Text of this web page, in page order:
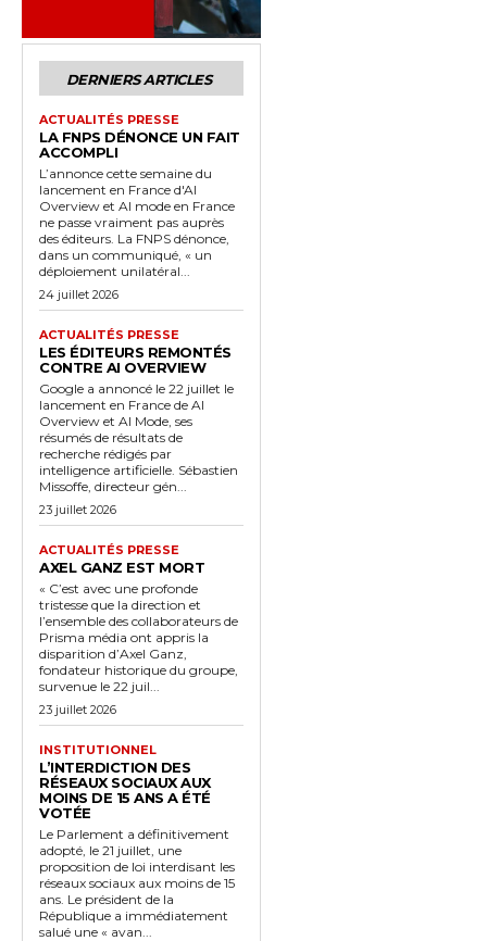
DERNIERS ARTICLES
ACTUALITÉS PRESSE
LA FNPS DÉNONCE UN FAIT
ACCOMPLI
L’annonce cette semaine du
lancement en France d'AI
Overview et AI mode en France
ne passe vraiment pas auprès
des éditeurs. La FNPS dénonce,
dans un communiqué, « un
déploiement unilatéral...
24 juillet 2026
ACTUALITÉS PRESSE
LES ÉDITEURS REMONTÉS
CONTRE AI OVERVIEW
Google a annoncé le 22 juillet le
lancement en France de AI
Overview et AI Mode, ses
résumés de résultats de
recherche rédigés par
intelligence artificielle. Sébastien
Missoffe, directeur gén...
23 juillet 2026
ACTUALITÉS PRESSE
AXEL GANZ EST MORT
« C’est avec une profonde
tristesse que la direction et
l’ensemble des collaborateurs de
Prisma média ont appris la
disparition d’Axel Ganz,
fondateur historique du groupe,
survenue le 22 juil...
23 juillet 2026
INSTITUTIONNEL
L’INTERDICTION DES
RÉSEAUX SOCIAUX AUX
MOINS DE 15 ANS A ÉTÉ
VOTÉE
Le Parlement a définitivement
adopté, le 21 juillet, une
proposition de loi interdisant les
réseaux sociaux aux moins de 15
ans. Le président de la
République a immédiatement
salué une « avan...